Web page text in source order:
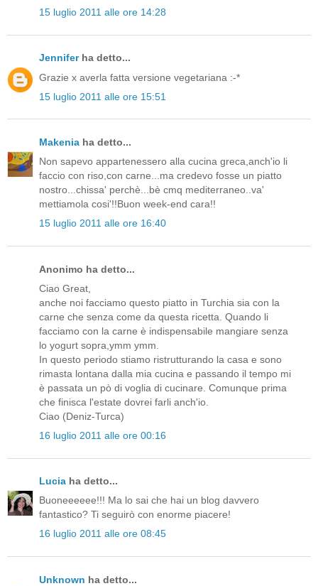
15 luglio 2011 alle ore 14:28
Jenniferha detto...
Grazie x averla fatta versione vegetariana :-*
15 luglio 2011 alle ore 15:51
Makenia ha detto...
Non sapevo appartenessero alla cucina greca,anch'io li
faccio con riso,con carne...ma credevo fosse un piatto
nostro...chissa' perchè...bè cmq mediterraneo..va'
mettiamola cosi'!!Buon week-end cara!!
15 luglio 2011 alle ore 16:40
Anonimo ha detto...
Ciao Great,
anche noi facciamo questo piatto in Turchia sia con la
carne che senza come da questa ricetta. Quando li
facciamo con la carne è indispensabile mangiare senza
lo yogurt sopra,ymm ymm.
In questo periodo stiamo ristrutturando la casa e sono
rimasta lontana dalla mia cucina e passando il tempo mi
è passata un pò di voglia di cucinare. Comunque prima
che finisca l'estate dovrei farli anch'io.
Ciao (Deniz-Turca)
16 luglio 2011 alle ore 00:16
Lucia ha detto...
Buoneeeeee!!! Ma lo sai che hai un blog davvero
fantastico? Ti seguirò con enorme piacere!
16 luglio 2011 alle ore 08:45
Unknown ha detto...